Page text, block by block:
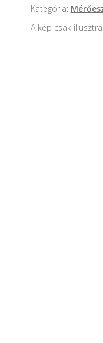
műanyag
mennyiség
Kategória:
A kép csak